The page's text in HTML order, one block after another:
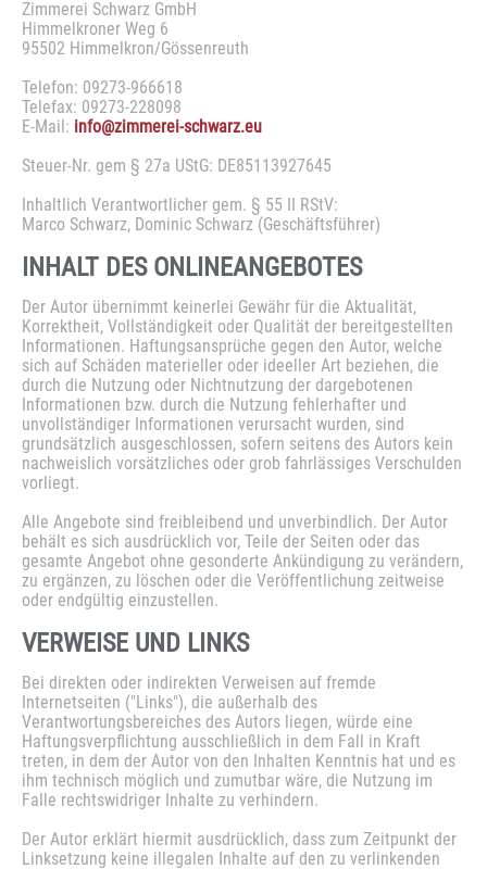
SPEZIALANFERTIGUNGEN
CARPORTS UND GARAGEN
TERRASSENÜBERDACHUNGEN
BALKONE
DACHSTÜHLE
FASSAADENVERKLEIDUNGEN
TREPPEN
TERRASSEN
EIGENLEISTUNG
KONTAKT
NATURFRIEDHOF-BANZ
Zimmerei Schwarz GmbH
Himmelkroner Weg 6
95502 Himmelkron/Gössenreuth
Telefon: 09273-966618
Telefax: 09273-228098
E-Mail: info@zimmerei-schwarz.eu
Steuer-Nr. gem § 27a UStG: DE85113927645
Inhaltlich Verantwortlicher gem. § 55 II RStV:
Marco Schwarz, Dominic Schwarz (Geschäftsführer)
INHALT DES ONLINEANGEBOTES
Der Autor übernimmt keinerlei Gewähr für die Aktualität,
Korrektheit, Vollständigkeit oder Qualität der bereitgestellten
Informationen. Haftungsansprüche gegen den Autor, welche
sich auf Schäden materieller oder ideeller Art beziehen, die
durch die Nutzung oder Nichtnutzung der dargebotenen
Informationen bzw. durch die Nutzung fehlerhafter und
unvollständiger Informationen verursacht wurden, sind
grundsätzlich ausgeschlossen, sofern seitens des Autors kein
nachweislich vorsätzliches oder grob fahrlässiges Verschulden
vorliegt.
Alle Angebote sind freibleibend und unverbindlich. Der Autor
behält es sich ausdrücklich vor, Teile der Seiten oder das
gesamte Angebot ohne gesonderte Ankündigung zu verändern,
zu ergänzen, zu löschen oder die Veröffentlichung zeitweise
oder endgültig einzustellen.
VERWEISE UND LINKS
Bei direkten oder indirekten Verweisen auf fremde
Internetseiten ("Links"), die außerhalb des
Verantwortungsbereiches des Autors liegen, würde eine
Haftungsverpflichtung ausschließlich in dem Fall in Kraft
treten, in dem der Autor von den Inhalten Kenntnis hat und es
ihm technisch möglich und zumutbar wäre, die Nutzung im
Falle rechtswidriger Inhalte zu verhindern.
Der Autor erklärt hiermit ausdrücklich, dass zum Zeitpunkt der
Linksetzung keine illegalen Inhalte auf den zu verlinkenden